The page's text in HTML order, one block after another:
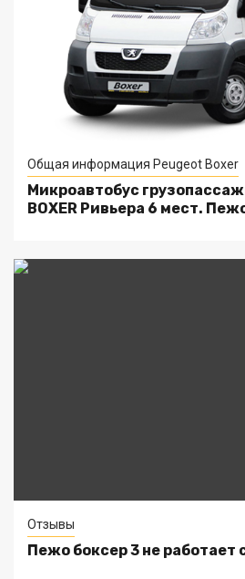
Общая информация Peugeot Boxer
Микроавтобус
BOXER Ривьера 6 мест.
Отзывы
Пежо боксер 3 не работает